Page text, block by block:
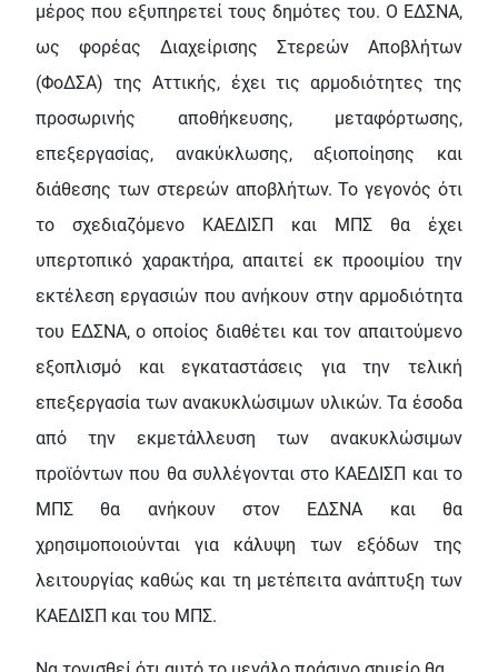
μέρος που εξυπηρετεί τους δημότες του. Ο ΕΔΣΝΑ,
ως φορέας Διαχείρισης Στερεών Αποβλήτων
(ΦοΔΣΑ) της Αττικής, έχει τις αρμοδιότητες της
προσωρινής αποθήκευσης, μεταφόρτωσης,
επεξεργασίας, ανακύκλωσης, αξιοποίησης και
διάθεσης των στερεών αποβλήτων. Το γεγονός ότι
το σχεδιαζόμενο ΚΑΕΔΙΣΠ και ΜΠΣ θα έχει
υπερτοπικό χαρακτήρα, απαιτεί εκ προοιμίου την
εκτέλεση εργασιών που ανήκουν στην αρμοδιότητα
του ΕΔΣΝΑ, ο οποίος διαθέτει και τον απαιτούμενο
εξοπλισμό και εγκαταστάσεις για την τελική
επεξεργασία των ανακυκλώσιμων υλικών. Τα έσοδα
από την εκμετάλλευση των ανακυκλώσιμων
προϊόντων που θα συλλέγονται στο ΚΑΕΔΙΣΠ και το
ΜΠΣ θα ανήκουν στον ΕΔΣΝΑ και θα
χρησιμοποιούνται για κάλυψη των εξόδων της
λειτουργίας καθώς και τη μετέπειτα ανάπτυξη των
ΚΑΕΔΙΣΠ και του ΜΠΣ.